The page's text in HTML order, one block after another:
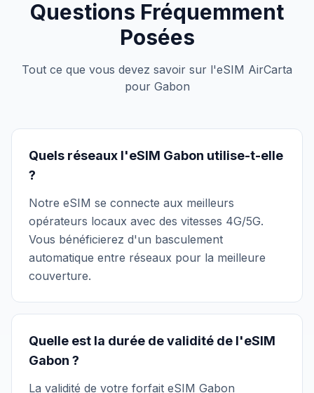
Questions Fréquemment
Posées
Tout ce que vous devez savoir sur l'eSIM AirCarta
pour Gabon
Quels réseaux l'eSIM Gabon utilise-t-elle
?
Notre eSIM se connecte aux meilleurs
opérateurs locaux avec des vitesses 4G/5G.
Vous bénéficierez d'un basculement
automatique entre réseaux pour la meilleure
couverture.
Quelle est la durée de validité de l'eSIM
Gabon ?
La validité de votre forfait eSIM Gabon